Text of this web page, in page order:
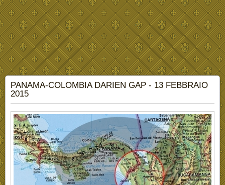
PANAMA-COLOMBIA DARIEN GAP - 13 FEBBRAIO
2015